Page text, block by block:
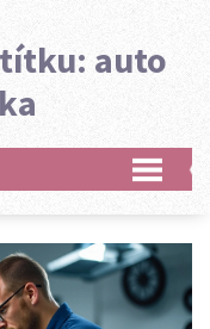
auto